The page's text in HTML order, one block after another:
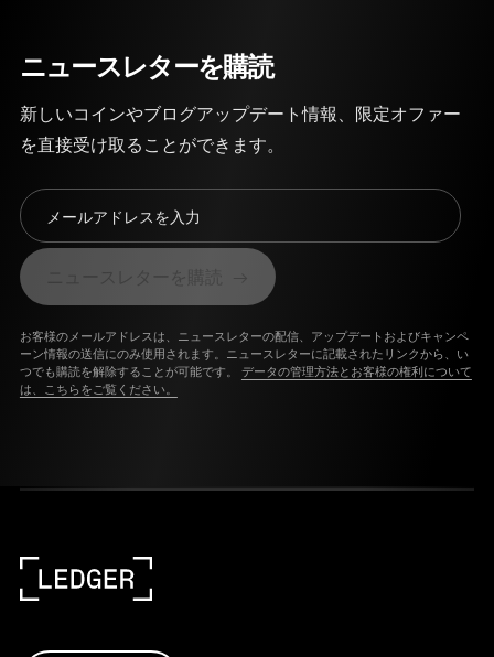
ニュースレターを購読
新しいコインやブログアップデート情報、限定オファー
を直接受け取ることができます。
メールアドレスを入力
お客様のメールアドレスは、ニュースレターの配信、アップデートおよびキャンペ
ーン情報の送信にのみ使用されます。ニュースレターに記載されたリンクから、い
つでも購読を解除することが可能です。 データの管理方法とお客様の権利について
は、こちらをご覧ください。